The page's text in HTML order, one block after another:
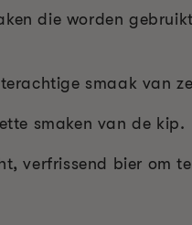
die worden
smaak van
smaken van de kip.
verfrissend bier om